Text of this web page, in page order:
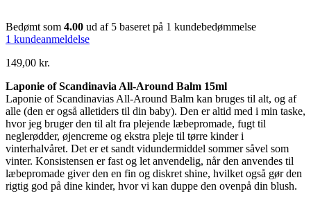
Bedømt som 4.00 ud af 5 baseret på 1 kundebedømmelse
1 kundeanmeldelse
149,00 kr.
Laponie of Scandinavia All-Around Balm 15ml
Laponie of Scandinavias All-Around Balm kan bruges til alt, og af
alle (den er også alletiders til din baby). Den er altid med i min taske,
hvor jeg bruger den til alt fra plejende læbepromade, fugt til
neglerødder, øjencreme og ekstra pleje til tørre kinder i
vinterhalvåret. Det er et sandt vidundermiddel sommer såvel som
vinter. Konsistensen er fast og let anvendelig, når den anvendes til
læbepromade giver den en fin og diskret shine, hvilket også gør den
rigtig god på dine kinder, hvor vi kan duppe den ovenpå din blush.